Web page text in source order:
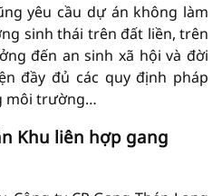
yêu cầu dự án không làm
sinh thái trên đất liền, trên
đến an sinh xã hội và đời
đầy đủ các quy định pháp
môi trường…
Khu liên hợp gang